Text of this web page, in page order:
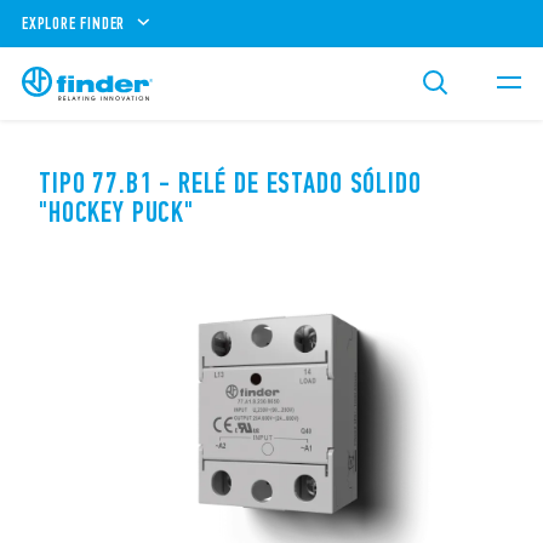
EXPLORE FINDER
TIPO 77.B1 - RELÉ DE ESTADO SÓLIDO
"HOCKEY PUCK"